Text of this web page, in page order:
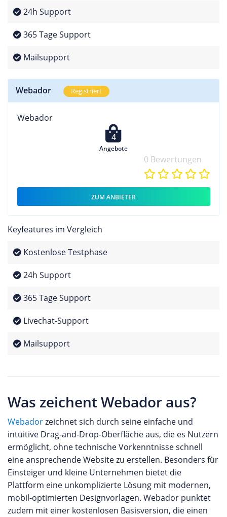
24h Support
365 Tage Support
Mailsupport
Webador Registriert
Webador
4
Angebote
0 Bewertungen
ZUM ANBIETER
Keyfeatures im Vergleich
Kostenlose Testphase
24h Support
365 Tage Support
Livechat-Support
Mailsupport
Was zeichent Webador aus?
Webadorzeichnet sich durch seine einfache und
intuitive Drag-and-Drop-Oberfläche aus, die es Nutzern
ermöglicht, ohne technische Vorkenntnisse schnell
eine ansprechende Website zu erstellen. Besonders für
Einsteiger und kleine Unternehmen bietet die
Plattform eine unkomplizierte Lösung mit modernen,
mobil-optimierten Designvorlagen. Webador punktet
zudem mit einer kostenlosen Basisversion, die einen